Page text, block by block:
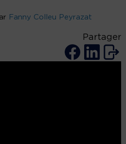
Fanny Colleu Peyrazat
Partager